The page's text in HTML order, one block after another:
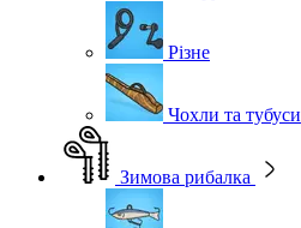
Різне
Чохли та тубуси
Зимова рибалка